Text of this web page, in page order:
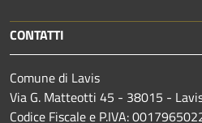
CONTATTI
Comune di Lavis
Via G. Matteotti 45 - 38015 -
Codice Fiscale e P.IVA: